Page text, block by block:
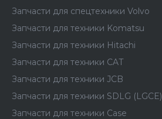
Запчасти для спецтехники Volvo
Запчасти для техники Komatsu
Запчасти для техники Hitachi
Запчасти для техники CAT
Запчасти для техники JCB
Запчасти для техники SDLG (LGCE)
Запчасти для техники Case